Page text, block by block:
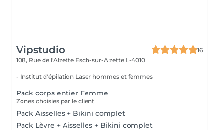
Vipstudio
16
108, Rue de l'Alzette Esch-sur-Alzette L-4010
- Institut d'épilation Laser hommes et femmes
Pack corps entier Femme
Zones choisies par le client
Pack Aisselles + Bikini complet
Pack Lèvre + Aisselles + Bikini complet